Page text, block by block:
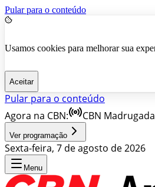
Pular para o conteúdo
Usamos cookies para melhorar sua
Aceitar
Pular para o conteúdo
Agora na CBN:
CBN Madrugada
Ver programação
Sexta-feira, 7 de agosto de 2026
Menu